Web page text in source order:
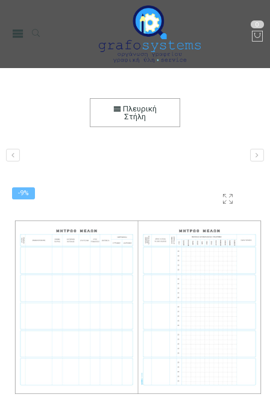
0
Χαρτικά-Είδη Γραφείου Λογιστικά Έντυπα
Πλευρική
Στήλη
-9%